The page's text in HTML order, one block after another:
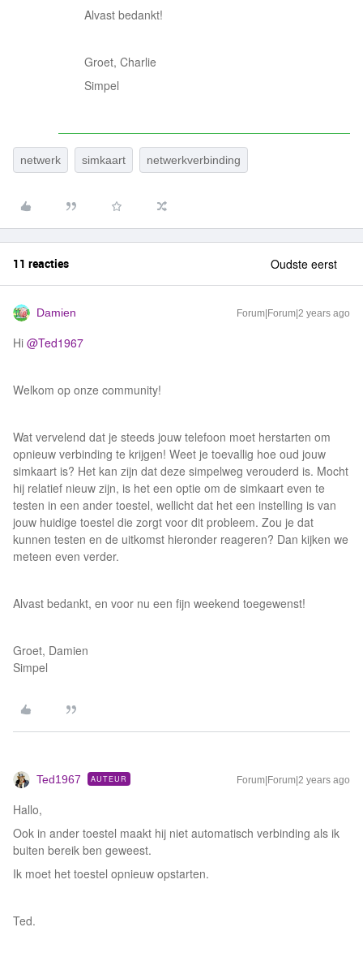
Alvast bedankt!
Groet, Charlie
Simpel
netwerk simkaart netwerkverbinding
11 reacties Oudste eerst
Damien Forum|Forum|2 years ago
Hi @Ted1967
Welkom op onze community!
Wat vervelend dat je steeds jouw telefoon moet herstarten om
opnieuw verbinding te krijgen! Weet je toevallig hoe oud jouw
simkaart is? Het kan zijn dat deze simpelweg verouderd is. Mocht
hij relatief nieuw zijn, is het een optie om de simkaart even te
testen in een ander toestel, wellicht dat het een instelling is van
jouw huidige toestel die zorgt voor dit probleem. Zou je dat
kunnen testen en de uitkomst hieronder reageren? Dan kijken we
meteen even verder.
Alvast bedankt, en voor nu een fijn weekend toegewenst!
Groet, Damien
Simpel
Ted1967 AUTEUR Forum|Forum|2 years ago
Hallo,
Ook in ander toestel maakt hij niet automatisch verbinding als ik
buiten bereik ben geweest.
Ik moet het toestel opnieuw opstarten.
Ted.